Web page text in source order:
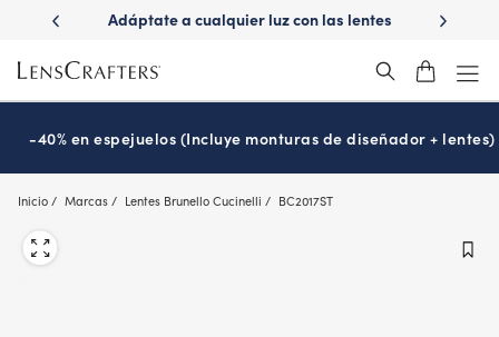
main
content
cualquier luz con las lentes
¿Es hora de tu examen de la
-40% en espejuelos (Incluye monturas de diseñador + lentes)
Inicio Marcas Lentes Brunello Cucinelli BC2017ST